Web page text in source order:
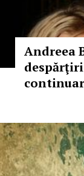
Andreea